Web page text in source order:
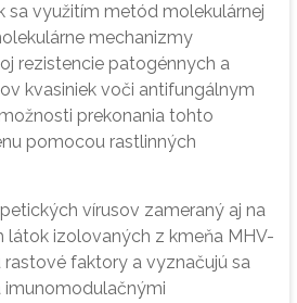
sa využitím metód molekulárnej
mechanizmy
rezistencie patogénnych a
kvasiniek voči antifungálnym
prekonania tohto
pomocou rastlinných
vírusov zameraný aj na
látok izolovaných z kmeňa MHV-
rastové faktory a vyznačujú sa
imunomodulačnými